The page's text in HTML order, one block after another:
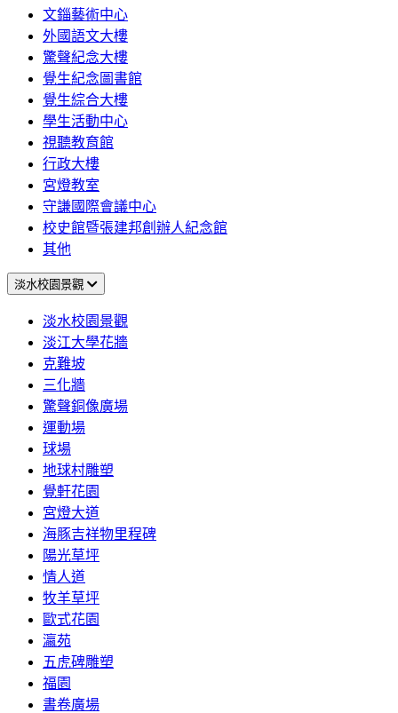
文錙藝術中心
外國語文大樓
驚聲紀念大樓
覺生紀念圖書館
覺生綜合大樓
學生活動中心
視聽教育館
行政大樓
宮燈教室
守謙國際會議中心
校史館暨張建邦創辦人紀念館
其他
淡水校園景觀
淡水校園景觀
淡江大學花牆
克難坡
三化牆
驚聲銅像廣場
運動場
球場
地球村雕塑
覺軒花園
宮燈大道
海豚吉祥物里程碑
陽光草坪
情人道
牧羊草坪
歐式花園
瀛苑
五虎碑雕塑
福園
書卷廣場